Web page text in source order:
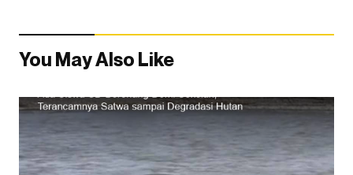
You May Also Like